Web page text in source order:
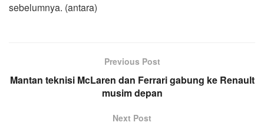
sebelumnya. (antara)
Previous Post
Mantan teknisi McLaren dan Ferrari gabung ke Renault
musim depan
Next Post